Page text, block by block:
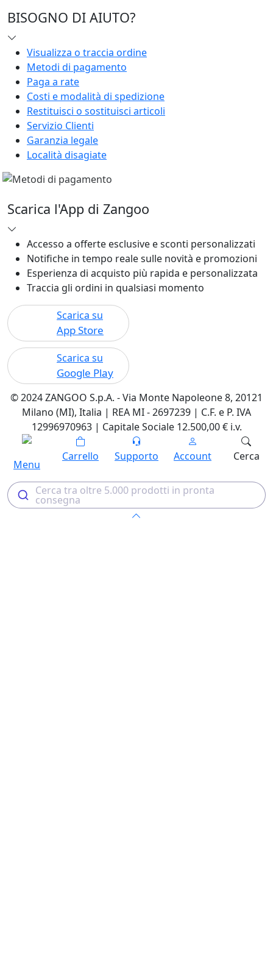
BISOGNO DI AIUTO?
Visualizza o traccia ordine
Metodi di pagamento
Paga a rate
Costi e modalità di spedizione
Restituisci o sostituisci articoli
Servizio Clienti
Garanzia legale
Località disagiate
Scarica l'App di Zangoo
Accesso a offerte esclusive e sconti personalizzati
Notifiche in tempo reale sulle novità e promozioni
Esperienza di acquisto più rapida e personalizzata
Traccia gli ordini in qualsiasi momento
Scarica su
App Store
Scarica su
Google Play
© 2024 ZANGOO S.p.A. - Via Monte Napoleone 8, 20121
Milano (MI), Italia | REA MI - 2697239 | C.F. e P. IVA
12996970963 | Capitale Sociale 12.500,00 € i.v.
Menu
Carrello Supporto Account Cerca
Cerca tra oltre 5.000 prodotti in pronta
consegna